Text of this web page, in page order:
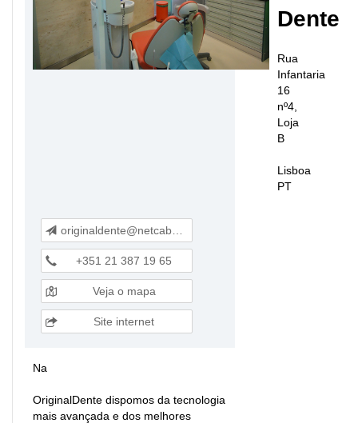
Dente
Rua
Infantaria
16
nº4,
Loja
B
Lisboa
PT
originaldente@netcabo.pt
+351 21 387 19 65
Veja o mapa
Site internet
Na
OriginalDente dispomos da tecnologia
mais avançada e dos melhores